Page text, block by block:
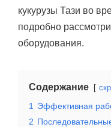
кукурузы Тази во
подробно
оборудования.
Содержание
1
Эффективная
2